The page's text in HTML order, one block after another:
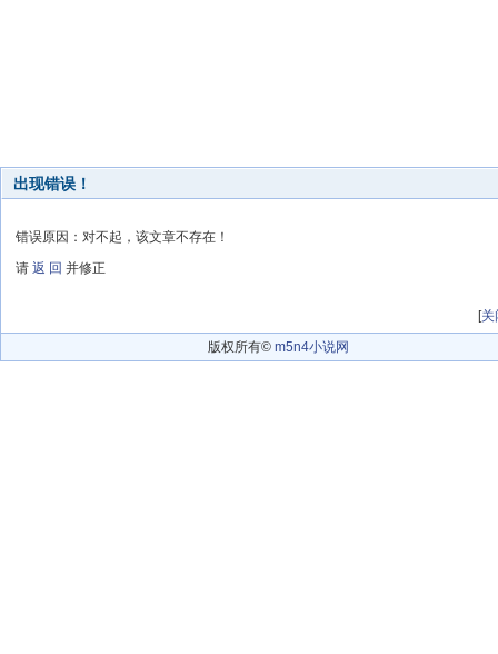
出现错误！
错误原因：对不起，该文章不存在！
请 返 回 并修正
[关
版权所有© m5n4小说网